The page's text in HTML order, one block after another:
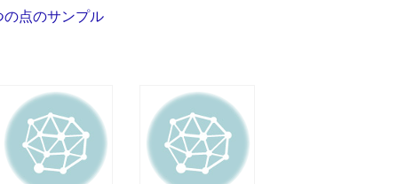
点のサンプル